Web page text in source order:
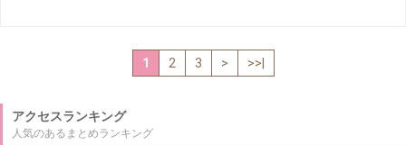
1 2 3 > >>|
アクセスランキング
人気のあるまとめランキング